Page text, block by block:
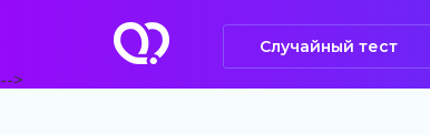
Случайный тест
-->